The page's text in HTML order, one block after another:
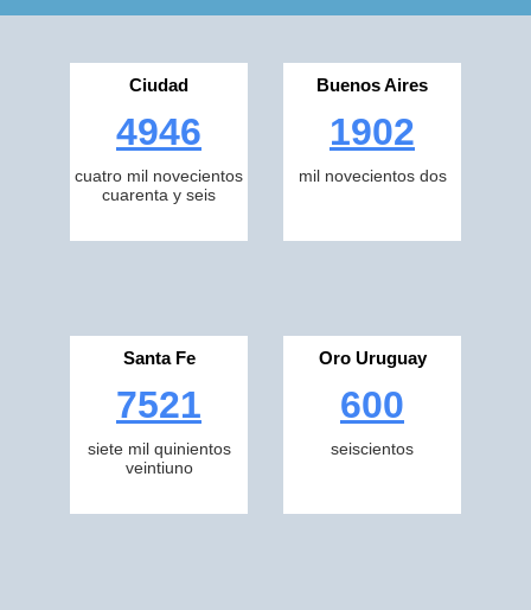
Ciudad
4946
cuatro mil novecientos
cuarenta y seis
Buenos Aires
1902
mil novecientos dos
Santa Fe
7521
siete mil quinientos
veintiuno
Oro Uruguay
600
seiscientos